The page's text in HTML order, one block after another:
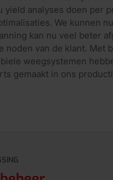
yield analyses doen per
We kunnen
kan nu veel beter
noden van de klant. Met
weegsystemen
gemaakt in ons